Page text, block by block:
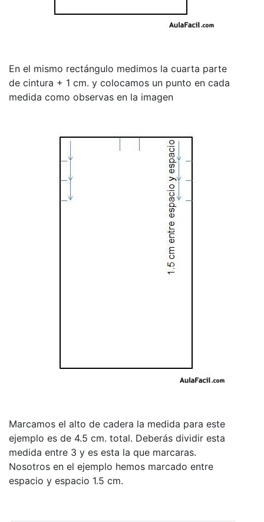
En el mismo rectángulo medimos la cuarta parte
de cintura + 1 cm. y colocamos un punto en cada
medida como observas en la imagen
Marcamos el alto de cadera la medida para este
ejemplo es de 4.5 cm. total. Deberás dividir esta
medida entre 3 y es esta la que marcaras.
Nosotros en el ejemplo hemos marcado entre
espacio y espacio 1.5 cm.